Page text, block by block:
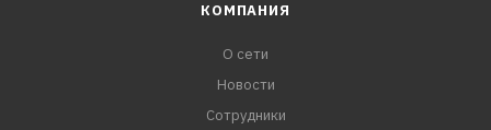
КОМПАНИЯ
О сети
Новости
Сотрудники